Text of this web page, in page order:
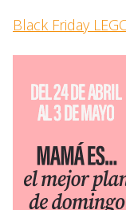
Black Friday